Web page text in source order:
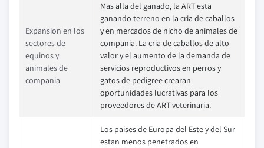
Expansion en los
sectores de
equinos y
animales de
compania
Mas alla del ganado, la ART esta
ganando terreno en la cria de caballos
y en mercados de nicho de animales de
compania. La cria de caballos de alto
valor y el aumento de la demanda de
servicios reproductivos en perros y
gatos de pedigree crearan
oportunidades lucrativas para los
proveedores de ART veterinaria.
Los paises de Europa del Este y del Sur
estan menos penetrados en